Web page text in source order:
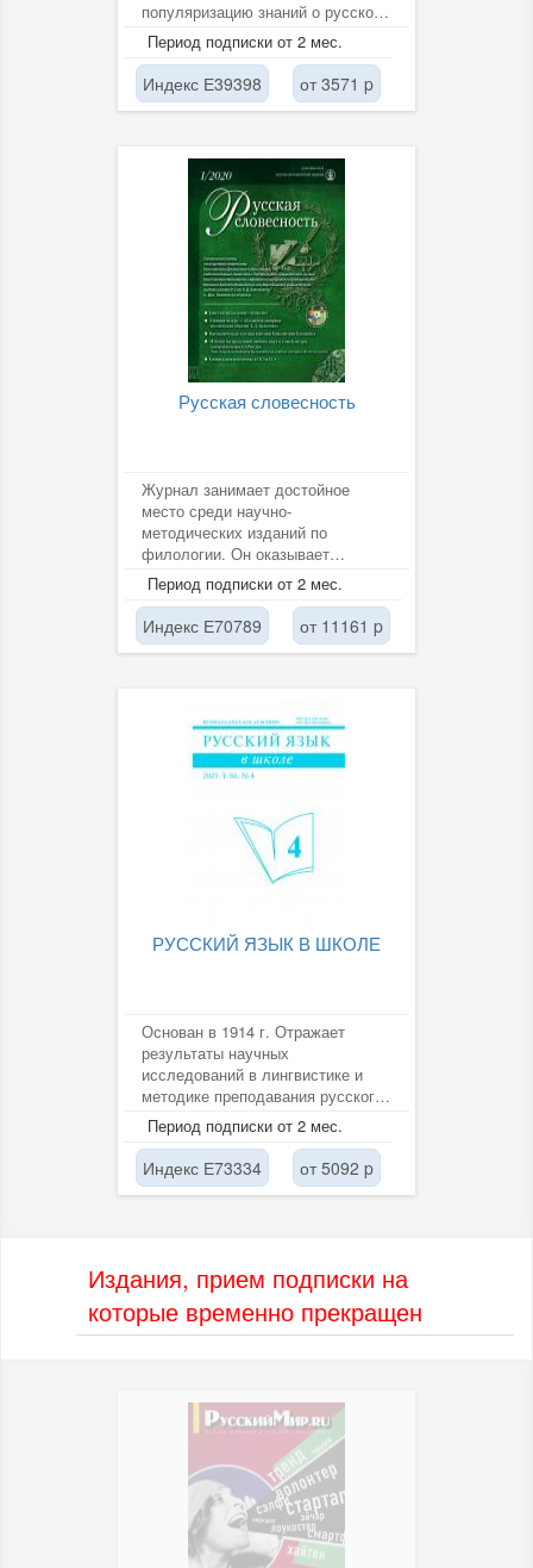
популяризацию знаний о русском
языке, воспитание речевой...
Период подписки от 2 мес.
Индекс Е39398 от 3571 p
Русская словесность
Журнал занимает достойное
место среди научно-
методических изданий по
филологии. Он оказывает
качественную профессиональную
помощь самой широкой...
Период подписки от 2 мес.
Индекс Е70789 от 11161 p
РУССКИЙ ЯЗЫК В ШКОЛЕ
Основан в 1914 г. Отражает
результаты научных
исследований в лингвистике и
методике преподавания русского
языка в школе и вузе. Адресован
учителям,...
Период подписки от 2 мес.
Индекс Е73334 от 5092 p
Издания, прием подписки на
которые временно прекращен